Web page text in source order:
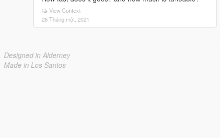
View Context
26 Tháng một, 2021
Designed in Alderney
Made in Los Santos